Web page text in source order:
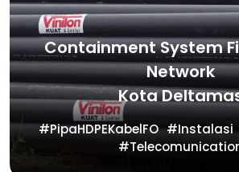
Containment System
Network
Kota
PipaHDPEKabelFO Instalasi